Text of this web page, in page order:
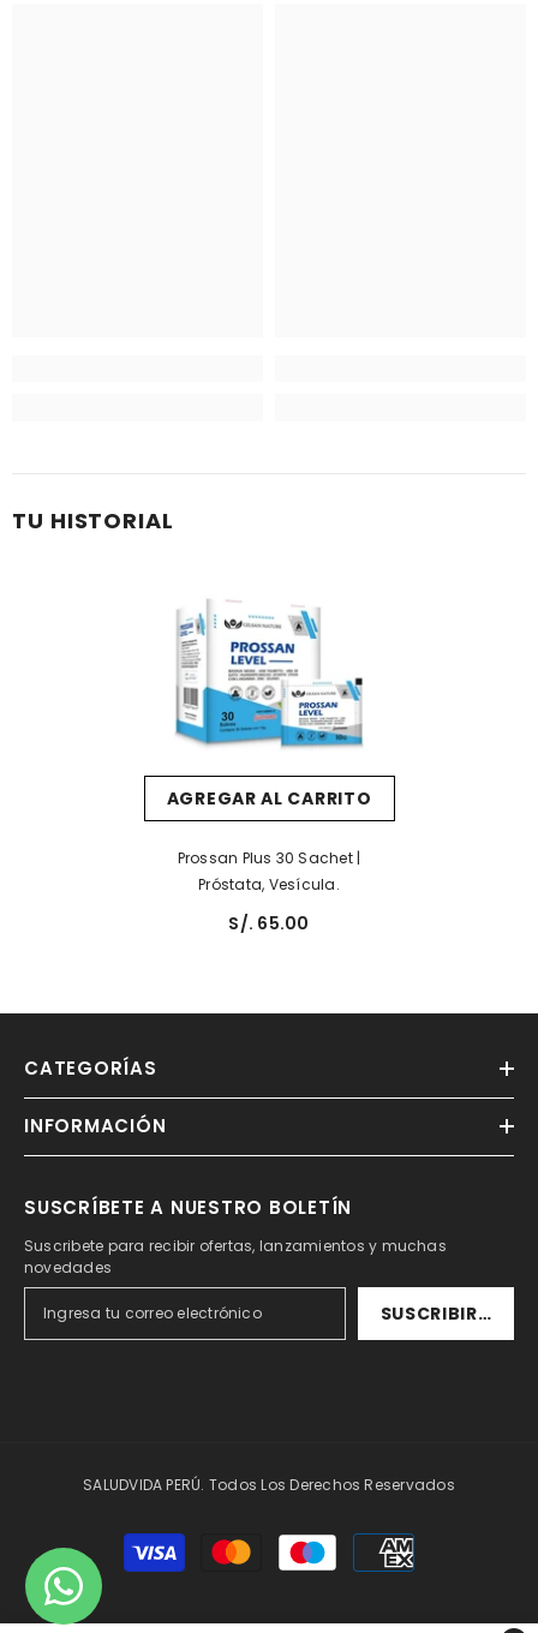
TU HISTORIAL
AGREGAR AL CARRITO
Prossan Plus 30 Sachet |
Próstata, Vesícula.
S/. 65.00
CATEGORÍAS
INFORMACIÓN
SUSCRÍBETE A NUESTRO BOLETÍN
Suscribete para recibir ofertas, lanzamientos y muchas
novedades
SUSCRIBIRSE
SALUDVIDA PERÚ. Todos Los Derechos Reservados
Formas
de